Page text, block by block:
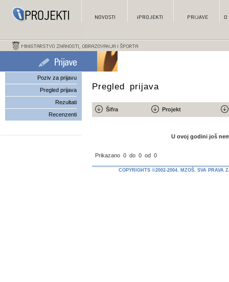
Poziv za prijavu
Pregled prijava
Rezultati
Recenzenti
Pregled prijava
Šifra Projekt
U ovoj godini još
Prikazano 0 do 0 od 0
COPYRIGHTS ©2002-2004. MZOŠ. SVA PRAVA